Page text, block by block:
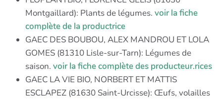
Montgaillard): Plants de légumes. voir la fiche
complète de la productrice
GAEC DES BOUBOU, ALEX MANDROU ET LOLA
GOMES (81310 Lisle-sur-Tarn): Légumes de
saison. voir la fiche complète des producteur.rices
GAEC LA VIE BIO, NORBERT ET MATTIS
ESCLAPEZ (81630 Saint-Urcisse): Œufs, volailles